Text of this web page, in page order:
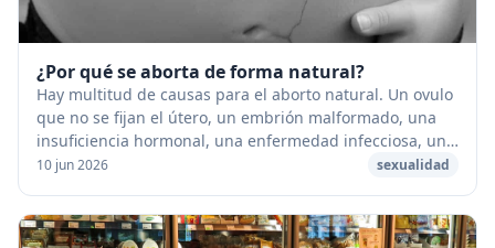
¿Por qué se aborta de forma natural?
Hay multitud de causas para el aborto natural. Un ovulo
que no se fijan el útero, un embrión malformado, una
insuficiencia hormonal, una enfermedad infecciosa, un
choque físico o psíquico importante q...
10 jun 2026 sexualidad